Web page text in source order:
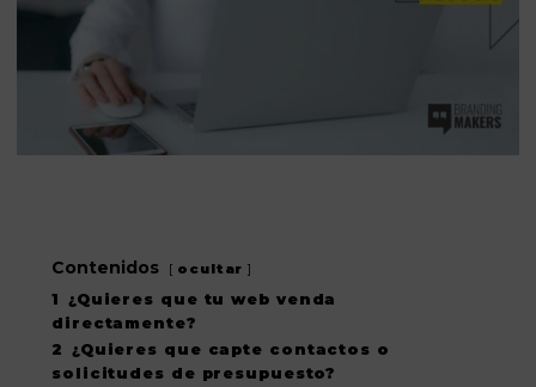
Contenidos ocultar
1
¿Quieres que tu web venda
directamente?
2
¿Quieres que capte contactos o
solicitudes de presupuesto?